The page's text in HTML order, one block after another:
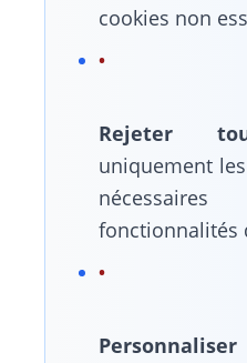
cookies non
Rejeter
uniquement
fonctionnalités
Personnaliser